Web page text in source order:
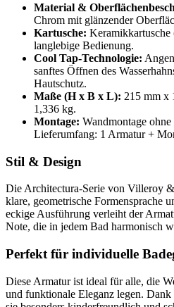
Material &
Chrom mit glänzender
Kartusche:
langlebige Bedienung.
Cool Tap-Technologie:
sanftes Öffnen des
Hautschutz.
Maße (H x B x L): 215 mm x
1,336 kg.
Montage: Wandmontage
Lieferumfang: 1 Armatur +
Stil & Design
Die Architectura-Serie von Villeroy
klare, geometrische Formensprache
eckige Ausführung verleiht der
Note, die in jedem Bad harmonisch
Perfekt für individuelle
Diese Armatur ist ideal für alle, die
und funktionale Eleganz legen. Dank